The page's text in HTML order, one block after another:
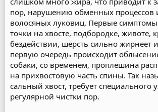
пор, нарушению обменных процессов
волосяных луковиц. Первые
точки на хвосте, подбородке, животе,
бездействии, шерсть сильно жирнеет
первую очередь происходит
собаки, со временем, проплешина
на прихвостовую часть спины. Так
сальный хвост, требует специального
регулярной чистки пор.